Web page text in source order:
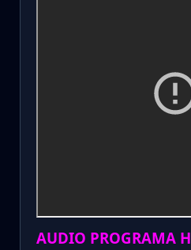
AUDIO PROGRAMA